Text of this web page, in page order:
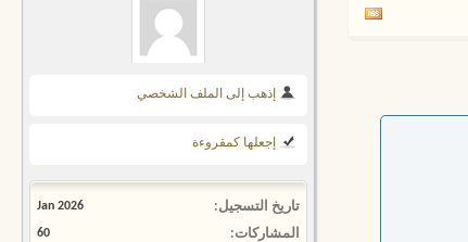
إذهب إلى الملف الشخصي
إجعلها كمقروءة
تاريخ التسجيل Jan 2026
المشاركات 60